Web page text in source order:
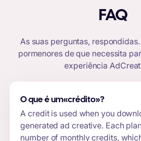
FAQ
As suas perguntas,
pormenores de que necessita
experiência
O que é um«crédito»?
A credit is used when you
generated ad creative. Each
number of monthly credits,